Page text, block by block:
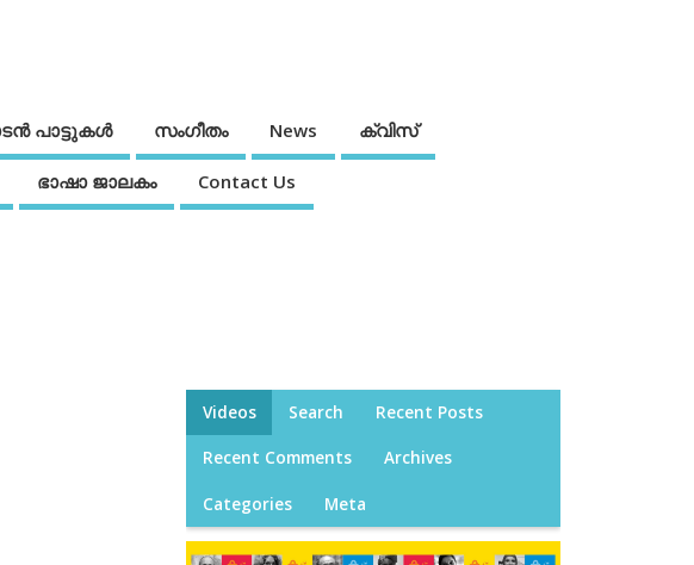
പാട്ടുകള്‍ സംഗീതം News ക്വിസ്
ഭാഷാ ജാലകം Contact Us
Videos Search Recent Posts
Recent Comments Archives
Categories Meta